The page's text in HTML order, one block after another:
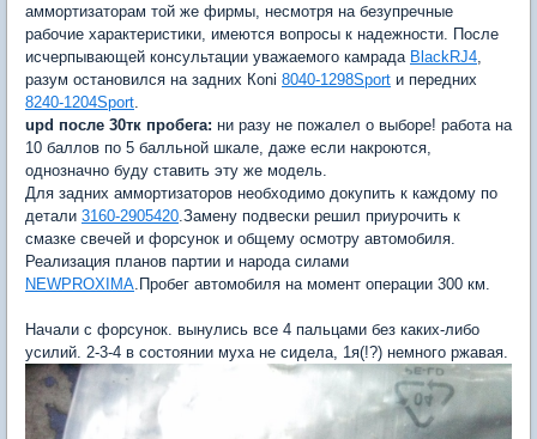
аммортизаторам той же фирмы, несмотря на безупречные
рабочие характеристики, имеются вопросы к надежности. После
исчерпывающей консультации уважаемого камрада BlackRJ4,
разум остановился на задних Кoni 8040-1298Sport и передних
8240-1204Sport.
upd после 30тк пробега: ни разу не пожалел о выборе! работа на
10 баллов по 5 балльной шкале, даже если накроются,
однозначно буду ставить эту же модель.
Для задних аммортизаторов необходимо докупить к каждому по
детали 3160-2905420.Замену подвески решил приурочить к
смазке свечей и форсунок и общему осмотру автомобиля.
Реализация планов партии и народа силами
NEWPROXIMA.Пробег автомобиля на момент операции 300 км.
Начали с форсунок. вынулись все 4 пальцами без каких-либо
усилий. 2-3-4 в состоянии муха не сидела, 1я(!?) немного ржавая.